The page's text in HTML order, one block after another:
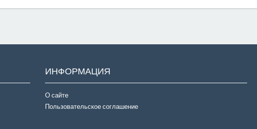
ИНФОРМАЦИЯ
О сайте
Пользовательское соглашение